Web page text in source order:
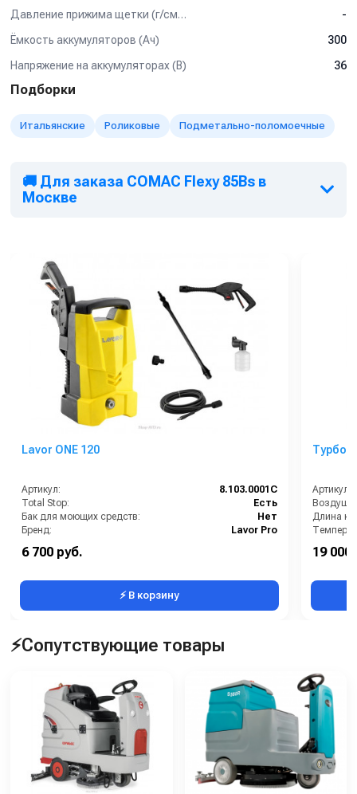
Давление прижима щетки (г/см2)
-
Ёмкость аккумуляторов (Ач)
300
Напряжение на аккумуляторах (В)
36
Подборки
Итальянские Роликовые Подметально-поломоечные
🚚 Для заказа COMAC Flexy 85Bs в
Москве
Lavor ONE 120
Артикул:
8.103.0001C
Total Stop:
Есть
Бак для моющих средств:
Нет
Бренд:
Lavor Pro
Грязевая фреза:
Длина шланга ВД (м):
6 700 руб.
⚡ В корзину
Артикул:
Длина
19 000
⚡Сопутствующие товары